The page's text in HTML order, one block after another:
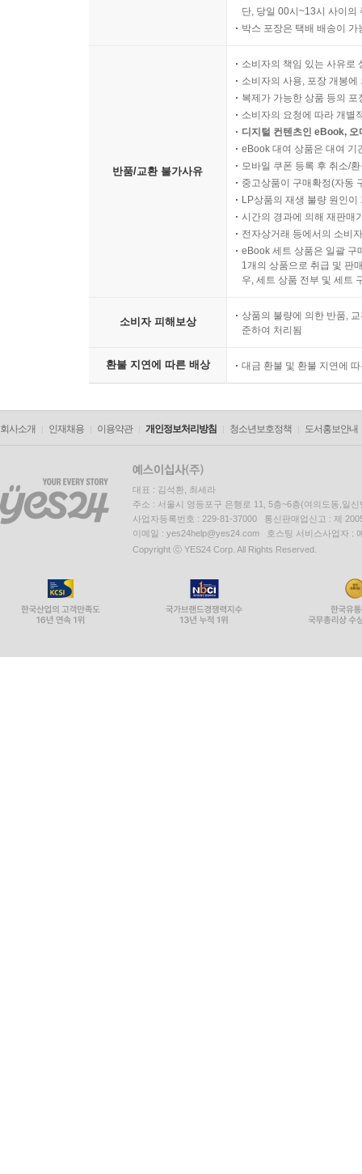
단, 당일 00시~13시 사이의
박스 포장은 택배 배송이
반품/교환 불가사유
소비자의 책임 있는 사유로
소비자의 사용, 포장 개봉
복제가 가능한 상품 등의
소비자의 요청에 따라 개별
디지털 컨텐츠인 eBook,
eBook 대여 상품은 대여 기
모바일 쿠폰 등록 후 취소/
중고상품이 구매확정(자동
LP상품의 재생 불량 원인
시간의 경과에 의해 재판매
전자상거래 등에서의 소비
eBook 세트 상품은 일괄 구
1개의 상품으로 취급 및 판
우, 세트 상품 전부 및 세트
소비자 피해보상
상품의 불량에 의한 반품,
준하여 처리됨
환불 지연에 따른 배상 대금 환불 및 환불 지연에
회사소개 인재채용 이용약관 개인정보처리방침 청소년보호정책 도서홍보안내
대표 : 김석환, 최세라
주소 : 서울시 영등포구 은행로 11, 5층~6층(여의도동,일신
사업자등록번호 : 229-81-37000 통신판매업신고 : 제
이메일 : yes24help@yes24.com 호스팅 서비스사업자 :
Copyright ⓒ YES24 Corp. All Rights Reserved.